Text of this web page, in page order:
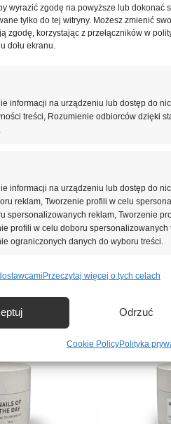
wyrazić zgodę na powyższe lub dokonać
tylko do tej witryny. Możesz zmienić
zgodę, korzystając z przełączników w
dołu ekranu.
informacji na urządzeniu lub dostęp do
treści, Rozumienie odbiorców dzięki
informacji na urządzeniu lub dostęp do
reklam, Tworzenie profili w celu
spersonalizowanych reklam, Tworzenie
profili w celu doboru spersonalizowanych
ograniczonych danych do wyboru treści.
danych z innych źródeł, Łączenie
na podstawie informacji
bezpieczeństwa, zapobieganie
Dostarczanie i
dotyczących prywatności oraz
Przeczytaj więcej o tych celach
Odrzuć
Cookie PolicyPolityka
prawidłowej architektury
Produkt idealnie nadaje
końcowy.
konstrukcyjny lub jako baza
w których liczy się
wysoką odporność stylizacji na
stylistki.
łatwych w pracy i